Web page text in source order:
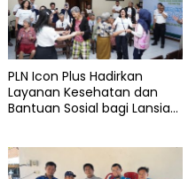
PLN Icon Plus Hadirkan
Layanan Kesehatan dan
Bantuan Sosial bagi Lansia